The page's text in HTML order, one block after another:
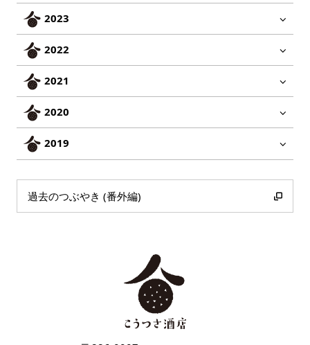
2023
2022
2021
2020
2019
過去のつぶやき (番外編)